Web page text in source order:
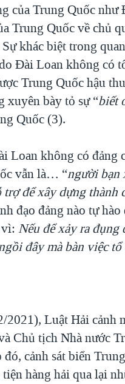
của Trung Quốc
Trung Quốc về chủ
khác biệt trong
Đài Loan không có
Trung Quốc hậu
xuyên bày tỏ sự “biết
Quốc (3).
Loan không có đảng
vẫn là… “người bạn
trợ để xây dựng
đạo đảng nào tự
vì:Nếu để xảy ra
đây mà bàn việc
2021), Luật Hải cảnh
Chủ tịch Nhà nước
cảnh sát biển
tiện hàng hải qua lại